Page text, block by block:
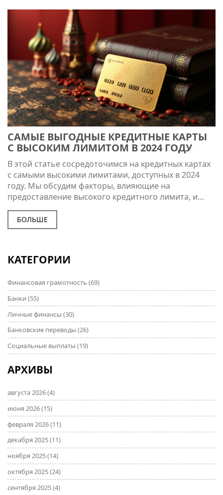
САМЫЕ ВЫГОДНЫЕ КРЕДИТНЫЕ КАРТЫ
С ВЫСОКИМ ЛИМИТОМ В 2024 ГОДУ
В этой статье сосредоточимся на кредитных картах
с самыми высокими лимитами, доступных в 2024
году. Мы обсудим факторы, влияющие на
предоставление высокого кредитного лимита, и
дадим советы по выбору подходящей карты. Также
будет рассмотрено, какие карты наиболее
популярны среди клиентов благодаря своим
эффективно.
БОЛЬШЕ
КАТЕГОРИИ
Финансовая грамотность (69)
Банки (55)
Личные финансы (30)
Банковские переводы (26)
Социальные выплаты (19)
АРХИВЫ
августа 2026(4)
июня 2026(15)
февраля 2026(11)
декабря 2025(11)
ноября 2025(14)
октября 2025(24)
сентября 2025(4)